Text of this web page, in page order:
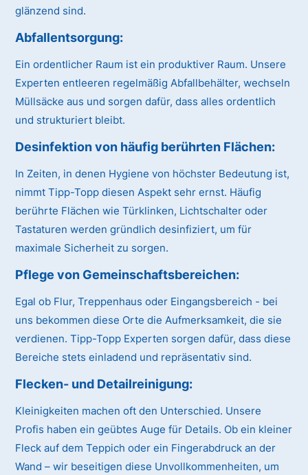
glänzend sind.
Abfallentsorgung:
Ein ordentlicher Raum ist ein produktiver Raum. Unsere
Experten entleeren regelmäßig Abfallbehälter, wechseln
Müllsäcke aus und sorgen dafür, dass alles ordentlich
und strukturiert bleibt.
Desinfektion von häufig berührten Flächen:
In Zeiten, in denen Hygiene von höchster Bedeutung ist,
nimmt Tipp-Topp diesen Aspekt sehr ernst. Häufig
berührte Flächen wie Türklinken, Lichtschalter oder
Tastaturen werden gründlich desinfiziert, um für
maximale Sicherheit zu sorgen.
Pflege von Gemeinschaftsbereichen:
Egal ob Flur, Treppenhaus oder Eingangsbereich - bei
uns bekommen diese Orte die Aufmerksamkeit, die sie
verdienen. Tipp-Topp Experten sorgen dafür, dass diese
Bereiche stets einladend und repräsentativ sind.
Flecken- und Detailreinigung:
Kleinigkeiten machen oft den Unterschied. Unsere
Profis haben ein geübtes Auge für Details. Ob ein kleiner
Fleck auf dem Teppich oder ein Fingerabdruck an der
Wand – wir beseitigen diese Unvollkommenheiten, um